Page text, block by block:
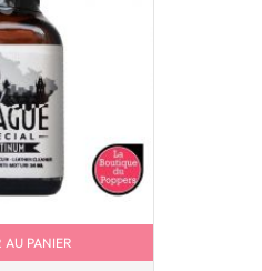
PANIER